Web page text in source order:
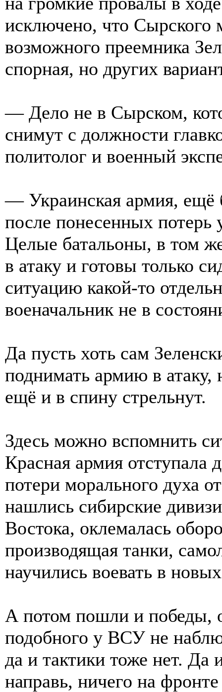
исключено, что Сырского
возможного преемника
спорная, но других
— Дело не в Сырском,
снимут с должности
политолог и военный
— Украинская армия, ещё
после понесенных потерь
Целые батальоны, в том
в атаку и готовы только
ситуацию какой-то
военачальник не в
Да пусть хоть сам
поднимать армию в атаку,
ещё и в спину стрельнут.
Здесь можно вспомнить
Красная армия
потери морального духа
нашлись сибирские
Востока, оклемалась
производящая танки,
научились воевать в
А потом пошли и победы,
подобного у ВСУ не
да и тактики тоже нет.
направь, ничего на